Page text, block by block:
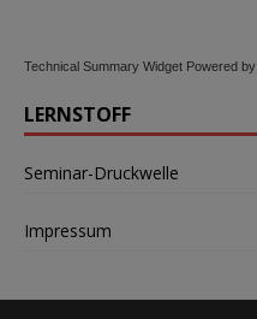
Technical Summary Widget Powered by
LERNSTOFF
Seminar-Druckwelle
Impressum